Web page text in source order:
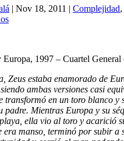
| Nov 18, 2011 | Complejidad,
Europa, 1997 – Cuartel
Zeus estaba enamorado de
ambas versiones casi
transformó en un toro blanco y
padre. Mientras Europa y su
ella vio al toro y acarició
era manso, terminó por subir a